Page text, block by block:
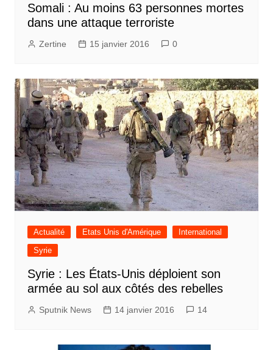
Somali : Au moins 63 personnes mortes
dans une attaque terroriste
Zertine 15 janvier 2016 0
Actualité Etats Unis d'Amérique
International
Syrie
Syrie : Les États-Unis déploient son
armée au sol aux côtés des rebelles
Sputnik News 14 janvier 2016 14